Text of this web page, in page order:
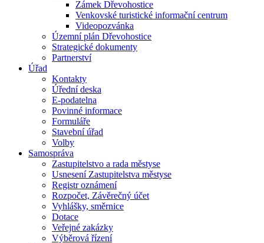
Zámek Dřevohostice
Venkovské turistické informační centrum
Videopozvánka
Územní plán Dřevohostice
Strategické dokumenty
Partnerství
Úřad
Kontakty
Úřední deska
E-podatelna
Povinné informace
Formuláře
Stavební úřad
Volby
Samospráva
Zastupitelstvo a rada městyse
Usnesení Zastupitelstva městyse
Registr oznámení
Rozpočet, Závěrečný účet
Vyhlášky, směrnice
Dotace
Veřejné zakázky
Výběrová řízení